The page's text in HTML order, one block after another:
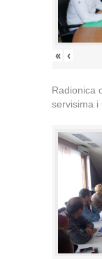
« ‹
Radionica
servisima i